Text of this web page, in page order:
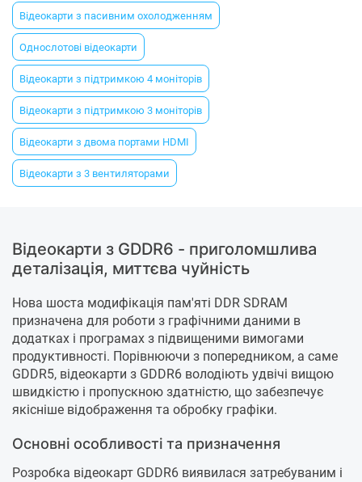
Відеокарти з пасивним охолодженням
Однослотові відеокарти
Відеокарти з підтримкою 4 моніторів
Відеокарти з підтримкою 3 моніторів
Відеокарти з двома портами HDMI
Відеокарти з 3 вентиляторами
Відеокарти з GDDR6 - приголомшлива
деталізація, миттєва чуйність
Нова шоста модифікація пам'яті DDR SDRAM
призначена для роботи з графічними даними в
додатках і програмах з підвищеними вимогами
продуктивності. Порівнюючи з попередником, а саме
GDDR5, відеокарти з GDDR6 володіють удвічі вищою
швидкістю і пропускною здатністю, що забезпечує
якісніше відображення та обробку графіки.
Основні особливості та призначення
Розробка відеокарт GDDR6 виявилася затребуваним і